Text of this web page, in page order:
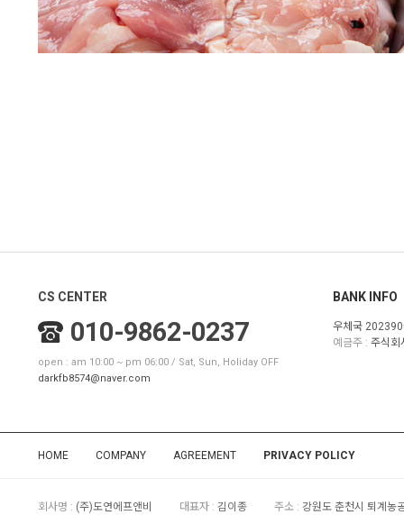
CS CENTER
010-9862-0237
open : am 10:00 ~ pm 06:00 / Sat, Sun, Holiday OFF
darkfb8574@naver.com
BANK INFO
우체국
예금주 : 주식회
HOME COMPANY AGREEMENT PRIVACY POLICY
회사명 : (주)도연에프앤비 대표자 : 김이종 주소 : 강원도 춘천시 퇴계농